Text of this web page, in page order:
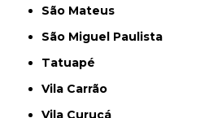
São Mateus
São Miguel Paulista
Tatuapé
Vila Carrão
Vila Curuçá